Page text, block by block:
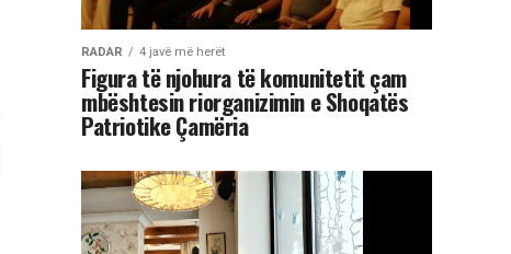
RADAR 4 javë më herët
Figura të njohura të komunitetit çam
mbështesin riorganizimin e Shoqatës
Patriotike Çamëria